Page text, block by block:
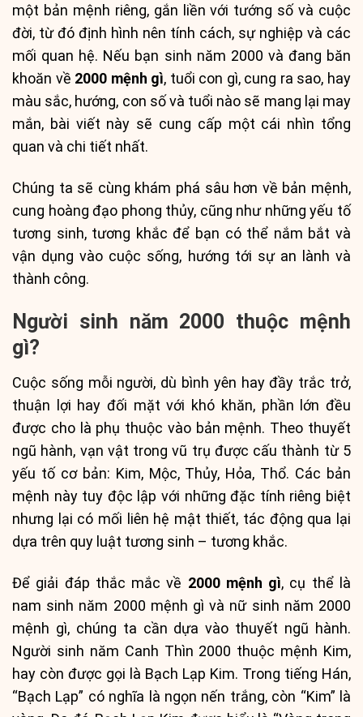
một bản mệnh riêng, gắn liền với tướng số và cuộc
đời, từ đó định hình nên tính cách, sự nghiệp và các
mối quan hệ. Nếu bạn sinh năm 2000 và đang băn
khoăn về 2000 mệnh gì, tuổi con gì, cung ra sao, hay
màu sắc, hướng, con số và tuổi nào sẽ mang lại may
mắn, bài viết này sẽ cung cấp một cái nhìn tổng
quan và chi tiết nhất.
Chúng ta sẽ cùng khám phá sâu hơn về bản mệnh,
cung hoàng đạo phong thủy, cũng như những yếu tố
tương sinh, tương khắc để bạn có thể nắm bắt và
vận dụng vào cuộc sống, hướng tới sự an lành và
thành công.
Người sinh năm 2000 thuộc mệnh
gì?
Cuộc sống mỗi người, dù bình yên hay đầy trắc trở,
thuận lợi hay đối mặt với khó khăn, phần lớn đều
được cho là phụ thuộc vào bản mệnh. Theo thuyết
ngũ hành, vạn vật trong vũ trụ được cấu thành từ 5
yếu tố cơ bản: Kim, Mộc, Thủy, Hỏa, Thổ. Các bản
mệnh này tuy độc lập với những đặc tính riêng biệt
nhưng lại có mối liên hệ mật thiết, tác động qua lại
dựa trên quy luật tương sinh – tương khắc.
Để giải đáp thắc mắc về 2000 mệnh gì, cụ thể là
nam sinh năm 2000 mệnh gì và nữ sinh năm 2000
mệnh gì, chúng ta cần dựa vào thuyết ngũ hành.
Người sinh năm Canh Thìn 2000 thuộc mệnh Kim,
hay còn được gọi là Bạch Lạp Kim. Trong tiếng Hán,
“Bạch Lạp” có nghĩa là ngọn nến trắng, còn “Kim” là